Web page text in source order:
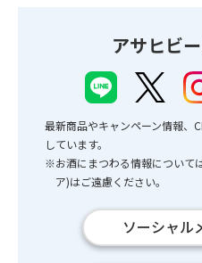
アサヒビ
最新商品やキャンペーン情報、
しています。
※お酒にまつわる情報について
ア)はご遠慮ください。
ソーシャル